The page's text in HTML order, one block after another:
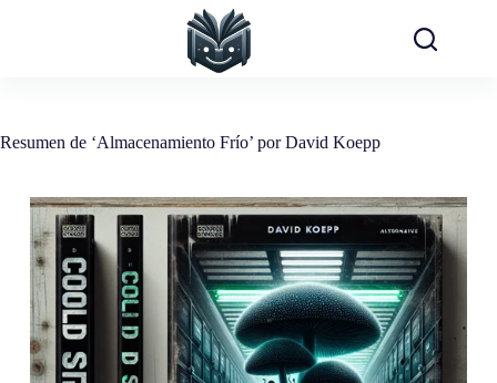
Resumen de ‘Almacenamiento Frío’ por David Koepp